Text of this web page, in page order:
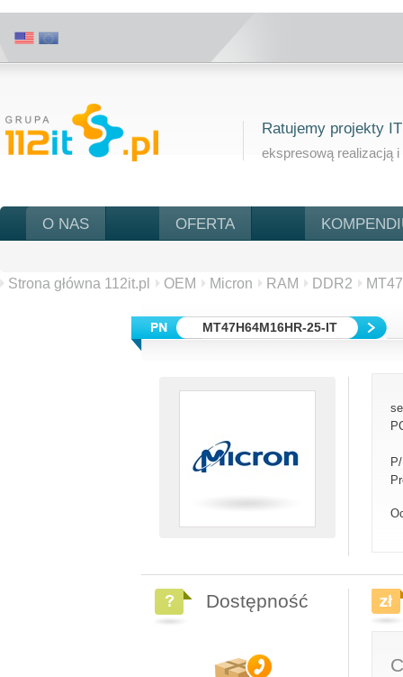
Ratujemy projekty IT
ekspresową realizacją i
O NAS OFERTA
Strona główna 112it.pl OEM Micron RAM DDR2
MT47H64M16HR-25-IT
Dostępność